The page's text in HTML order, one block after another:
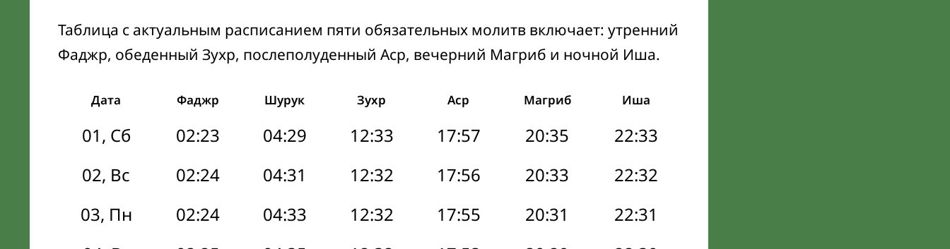
Таблица с актуальным расписанием пяти обязательных молитв включает: утренний
Фаджр, обеденный Зухр, послеполуденный Аср, вечерний Магриб и ночной Иша.
Дата Фаджр Шурук Зухр Аср Магриб Иша
01, Сб 02:23 04:29 12:33 17:57 20:35
22:33
02, Вс
02:24 04:31 12:32 17:56 20:33
22:32
03, Пн
02:24 04:33 12:32 17:55 20:31
22:31